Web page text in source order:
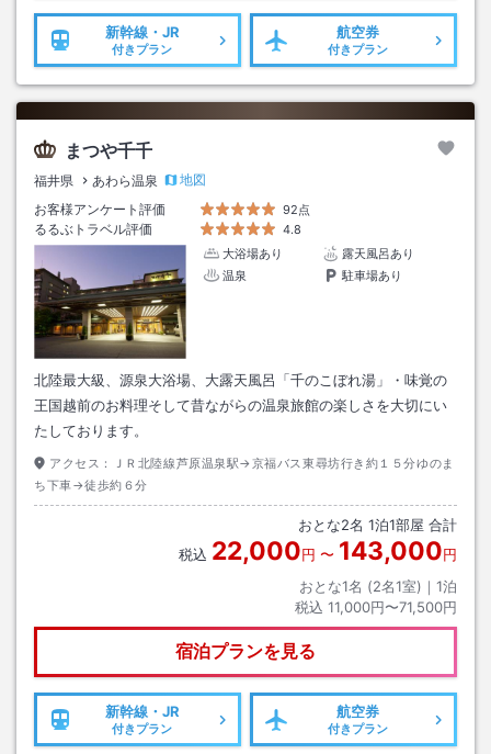
新幹線・JR
付きプラン
航空券
付きプラン
まつや千千
福井県 あわら温泉
地図
お客様アンケート評価
92点
るるぶトラベル評価
4.8
大浴場あり
露天風呂あり
温泉
駐車場あり
北陸最大級、源泉大浴場、大露天風呂「千のこぼれ湯」・味覚の
王国越前のお料理そして昔ながらの温泉旅館の楽しさを大切にい
たしております。
アクセス：
ＪＲ北陸線芦原温泉駅→京福バス東尋坊行き約１５分ゆのま
ち下車→徒歩約６分
おとな2名 1泊1部屋 合計
税込 22,000円 〜 143,000円
おとな1名 (2名1室)｜ 1泊
税込 11,000円〜71,500円
宿泊プランを見る
新幹線・JR
付きプラン
航空券
付きプラン